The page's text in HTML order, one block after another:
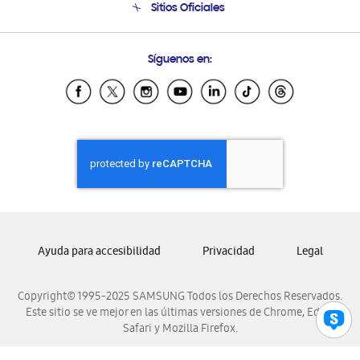
Condiciones de Compra
Soporte vía eMail
Sitios Oficiales
Samsung Ecuador
Samsung El Salvador
Samsung Honduras
Samsung Nicaragua
Samsung Panamá
Samsung Venezuela
Síguenos en:
Copyright© 1995-2025 SAMSUNG Todos los Derechos Reservados.
Este sitio se ve mejor en las últimas versiones de Chrome, Edge,
Safari y Mozilla Firefox.
Ayuda para accesibilidad Privacidad Legal